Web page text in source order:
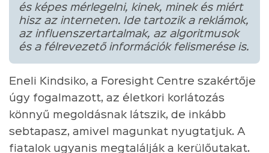
és képes mérlegelni, kinek, minek és miért
hisz az interneten. Ide tartozik a reklámok,
az influenszertartalmak, az algoritmusok
és a félrevezető információk felismerése is.
Eneli Kindsiko, a Foresight Centre szakértője
úgy fogalmazott, az életkori korlátozás
könnyű megoldásnak látszik, de inkább
sebtapasz, amivel magunkat nyugtatjuk. A
fiatalok ugyanis megtalálják a kerülőutakat.